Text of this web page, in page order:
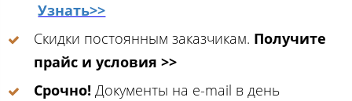
Узнать>>
Скидки постоянным заказчикам. Получите
прайс и условия >>
Срочно! Документы на e-mail в день